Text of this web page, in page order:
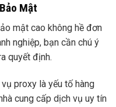
Mật
mật cao không hề đơn
nghiệp, bạn cần chú ý
quyết định.
proxy là yếu tố hàng
cung cấp dịch vụ uy tín